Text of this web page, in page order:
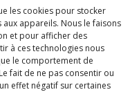
les cookies pour stocker
appareils. Nous le faisons
et pour afficher des
à ces technologies nous
le comportement de
fait de ne pas consentir ou
effet négatif sur certaines